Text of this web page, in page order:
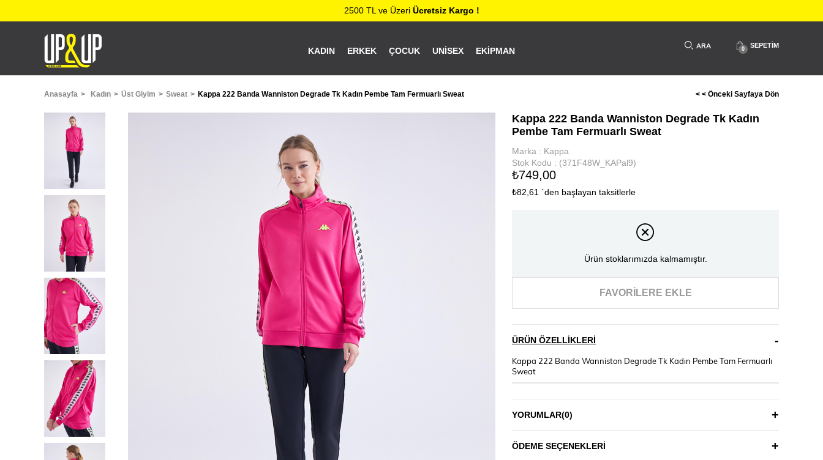
2500 TL ve Üzeri Ücretsiz Kargo !
SEPETIM
0
KADIN ERKEK ÇOCUK UNISEX EKIPMAN
Anasayfa Kadın Üst Giyim Sweat Kappa 222 Banda Wanniston Degrade Tk Kadın Pembe Tam Fermuarlı Sweat < < Önceki Sayfaya Dön
Kappa 222 Banda Wanniston Degrade Tk Kadın
Pembe Tam Fermuarlı Sweat
Marka : Kappa
Stok Kodu
(371F48W_KAPal9)
₺749,00
₺82,61 `den başlayan taksitlerle
Ürün stoklarımızda kalmamıştır.
FAVORILERE EKLE
ÜRÜN ÖZELLIKLERI
Kappa 222 Banda Wanniston Degrade Tk Kadın Pembe Tam Fermuarlı
Sweat
YORUMLAR(0)
ÖDEME SEÇENEKLERI